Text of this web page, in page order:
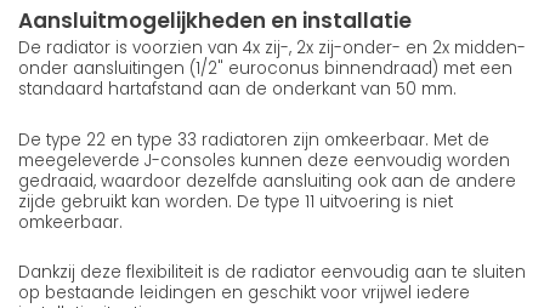
Aansluitmogelijkheden en installatie
De radiator is voorzien van 4x zij-, 2x zij-onder- en 2x midden-
onder aansluitingen (1/2" euroconus binnendraad) met een
standaard hartafstand aan de onderkant van 50 mm.
De type 22 en type 33 radiatoren zijn omkeerbaar. Met de
meegeleverde J-consoles kunnen deze eenvoudig worden
gedraaid, waardoor dezelfde aansluiting ook aan de andere
zijde gebruikt kan worden. De type 11 uitvoering is niet
omkeerbaar.
Dankzij deze flexibiliteit is de radiator eenvoudig aan te sluiten
op bestaande leidingen en geschikt voor vrijwel iedere